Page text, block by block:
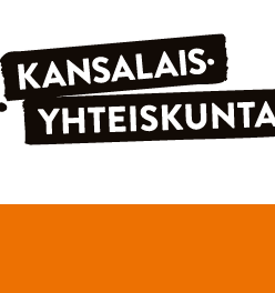
Siirry sisältöön